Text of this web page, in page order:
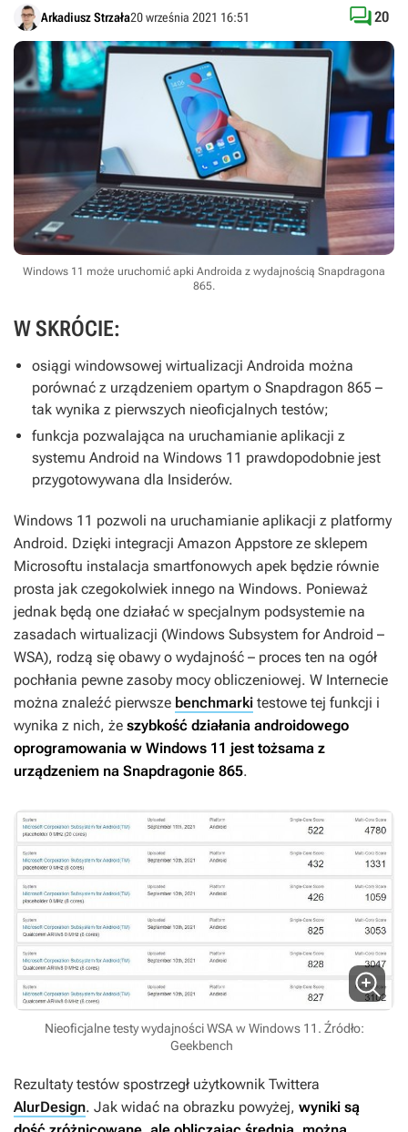
Arkadiusz Strzała20 września 2021 16:51 20
Windows 11 może uruchomić apki Androida z wydajnością Snapdragona
865.
W SKRÓCIE:
osiągi windowsowej wirtualizacji Androida można
porównać z urządzeniem opartym o Snapdragon 865 –
tak wynika z pierwszych nieoficjalnych testów;
funkcja pozwalająca na uruchamianie aplikacji z
systemu Android na Windows 11 prawdopodobnie jest
przygotowywana dla Insiderów.
Windows 11 pozwoli na uruchamianie aplikacji z platformy
Android. Dzięki integracji Amazon Appstore ze sklepem
Microsoftu instalacja smartfonowych apek będzie równie
prosta jak czegokolwiek innego na Windows. Ponieważ
jednak będą one działać w specjalnym podsystemie na
zasadach wirtualizacji (Windows Subsystem for Android –
WSA), rodzą się obawy o wydajność – proces ten na ogół
pochłania pewne zasoby mocy obliczeniowej. W Internecie
można znaleźć pierwsze benchmarki testowe tej funkcji i
wynika z nich, że szybkość działania androidowego
oprogramowania w Windows 11 jest tożsama z
urządzeniem na Snapdragonie 865.
Nieoficjalne testy wydajności WSA w Windows 11. Źródło:
Geekbench
Rezultaty testów spostrzegł użytkownik Twittera
AlurDesign. Jak widać na obrazku powyżej, wyniki są